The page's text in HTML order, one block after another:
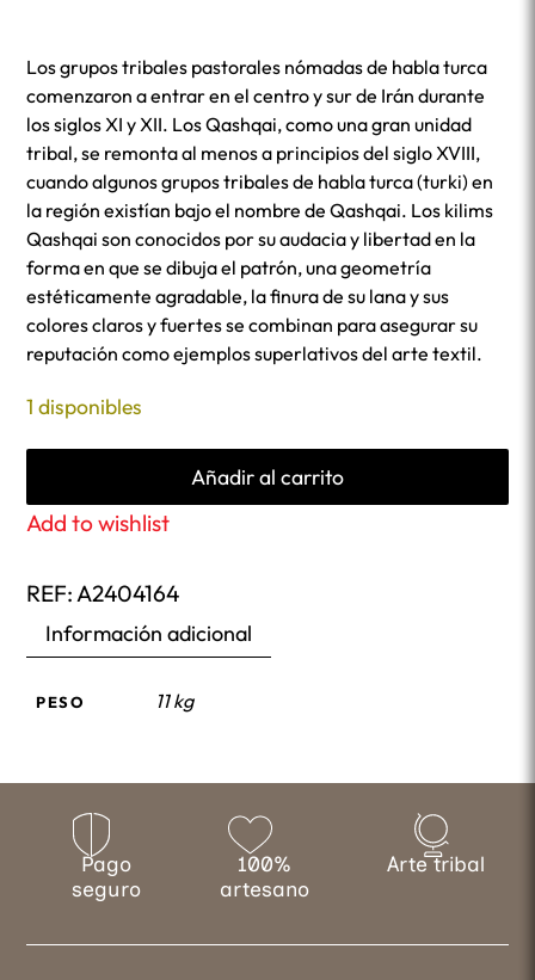
Los grupos tribales pastorales nómadas de habla turca
comenzaron a entrar en el centro y sur de Irán durante
los siglos XI y XII. Los Qashqai, como una gran unidad
tribal, se remonta al menos a principios del siglo XVIII,
cuando algunos grupos tribales de habla turca (turki) en
la región existían bajo el nombre de Qashqai. Los kilims
Qashqai son conocidos por su audacia y libertad en la
forma en que se dibuja el patrón, una geometría
estéticamente agradable, la finura de su lana y sus
colores claros y fuertes se combinan para asegurar su
reputación como ejemplos superlativos del arte textil.
1 disponibles
Añadir al carrito
Add to wishlist
REF:A2404164
Información adicional
PESO 11 kg
Pago
seguro
100%
artesano
Arte tribal